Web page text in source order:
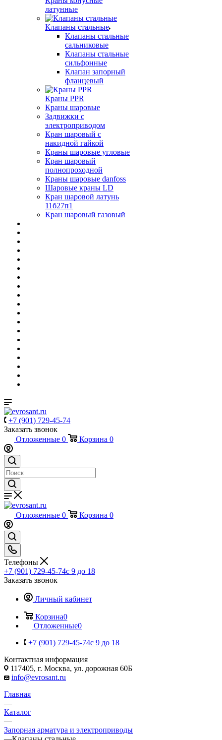
латунные
Клапаны стальные
Клапаны стальные
сальниковые
Клапаны стальные
сильфонные
Клапан запорный
фланцевый
Краны PPR
Краны шаровые
Задвижки с
электроприводом
Кран шаровый с
накидной гайкой
Краны шаровые угловые
Кран шаровый
полнопроходной
Краны шаровые danfoss
Шаровые краны LD
Кран шаровой латунь
11б27п1
Кран шаровый газовый
+7 (901) 729-45-74
Заказать звонок
Отложенные 0 Корзина 0
Отложенные 0 Корзина 0
Телефоны
+7 (901) 729-45-74c 9 до 18
Заказать звонок
Личный кабинет
Корзина0
Отложенные0
+7 (901) 729-45-74c 9 до 18
Контактная информация
117405, г. Москва, ул. дорожная 60Б
info@evrosant.ru
Главная
—
Каталог
—
Запорная арматура и электроприводы